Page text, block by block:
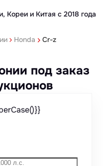
Кореи и Китая с 2018 года
Honda Cr-z
под заказ